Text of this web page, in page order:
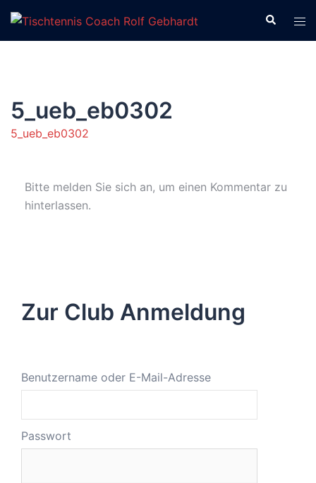
Zum
Inhalt
springen
Suche
5_ueb_eb0302
5_ueb_eb0302
Bitte melden Sie sich an, um einen Kommentar zu
hinterlassen.
Zur Club Anmeldung
Benutzername oder E-Mail-Adresse
Passwort